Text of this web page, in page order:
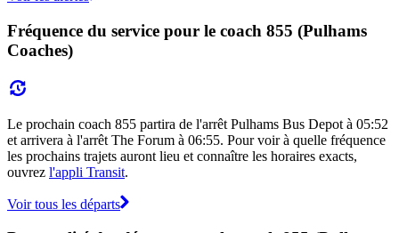
Fréquence du service pour le coach 855 (Pulhams
Coaches)
Le prochain coach 855 partira de l'arrêt Pulhams Bus Depot à 05:52
et arrivera à l'arrêt The Forum à 06:55. Pour voir à quelle fréquence
les prochains trajets auront lieu et connaître les horaires exacts,
ouvrez l'appli Transit.
Voir tous les départs